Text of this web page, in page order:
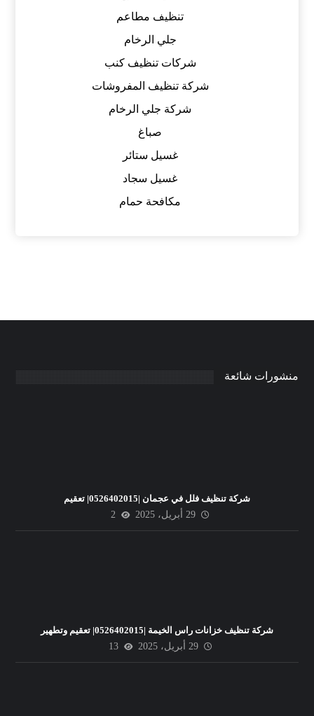
تنظيف مطاعم
جلي الرخام
شركات تنظيف كنب
شركة تنظيف المفروشات
شركة جلي الرخام
صباغ
غسيل ستائر
غسيل سجاد
مكافحة حمام
منشورات شائعة
شركة تنظيف فلل في عجمان |0526402015| تعقيم
29 أبريل، 2025
2
شركة تنظيف خزانات راس الخيمة |0526402015| تعقيم وتطهير
29 أبريل، 2025
13